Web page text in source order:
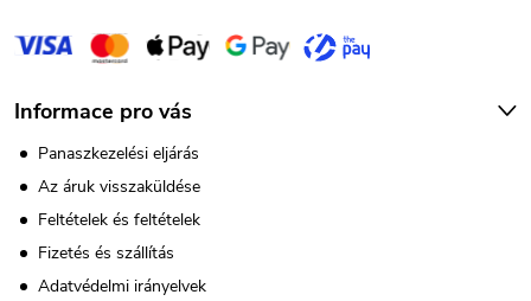
Informace pro vás
Panaszkezelési eljárás
Az áruk visszaküldése
Feltételek és feltételek
Fizetés és szállítás
Adatvédelmi irányelvek